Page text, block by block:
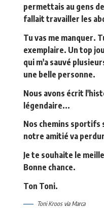
permettais au gens
fallait travailler les
Tu vas me manquer.
exemplaire. Un top
qui m'a sauvé
une belle personne.
Nous avons écrit
légendaire...
Nos chemins sportifs
notre amitié va
Je te souhaite le
Bonne chance.
Ton Toni.
Toni Kroos via Marca